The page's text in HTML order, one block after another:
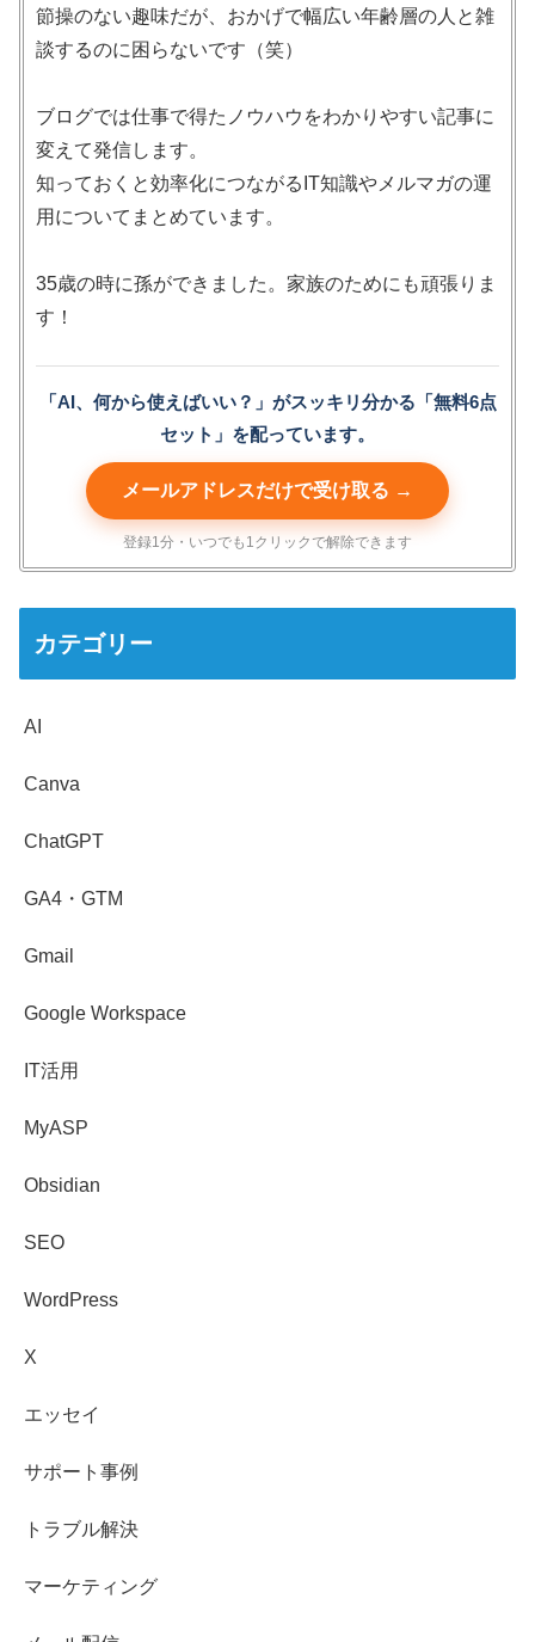
節操のない趣味だが、おかげで幅広い年齢層の人と雑
談するのに困らないです（笑）
ブログでは仕事で得たノウハウをわかりやすい記事に
変えて発信します。
知っておくと効率化につながるIT知識やメルマガの運
用についてまとめています。
35歳の時に孫ができました。家族のためにも頑張りま
す！
「AI、何から使えばいい？」がスッキリ分かる「無料6点
セット」を配っています。
メールアドレスだけで受け取る →
登録1分・いつでも1クリックで解除できます
カテゴリー
AI
Canva
ChatGPT
GA4・GTM
Gmail
Google Workspace
IT活用
MyASP
Obsidian
SEO
WordPress
X
エッセイ
サポート事例
トラブル解決
マーケティング